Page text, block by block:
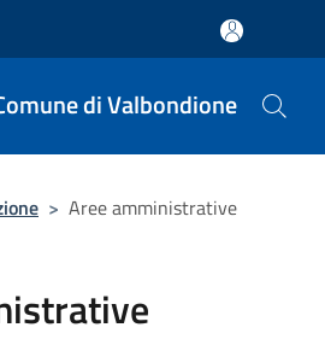
di Valbondione
> Aree amministrative